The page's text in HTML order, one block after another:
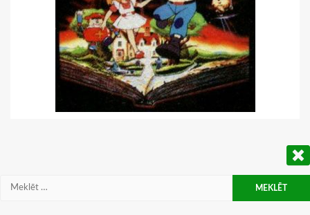
Meklēt: